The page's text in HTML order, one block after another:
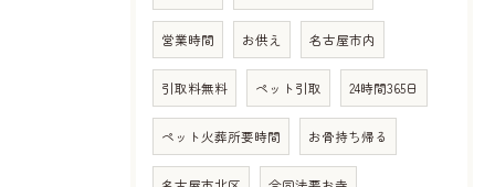
営業時間 お供え 名古屋市内
引取料無料 ペット引取 24時間365日
ペット火葬所要時間 お骨持ち帰る